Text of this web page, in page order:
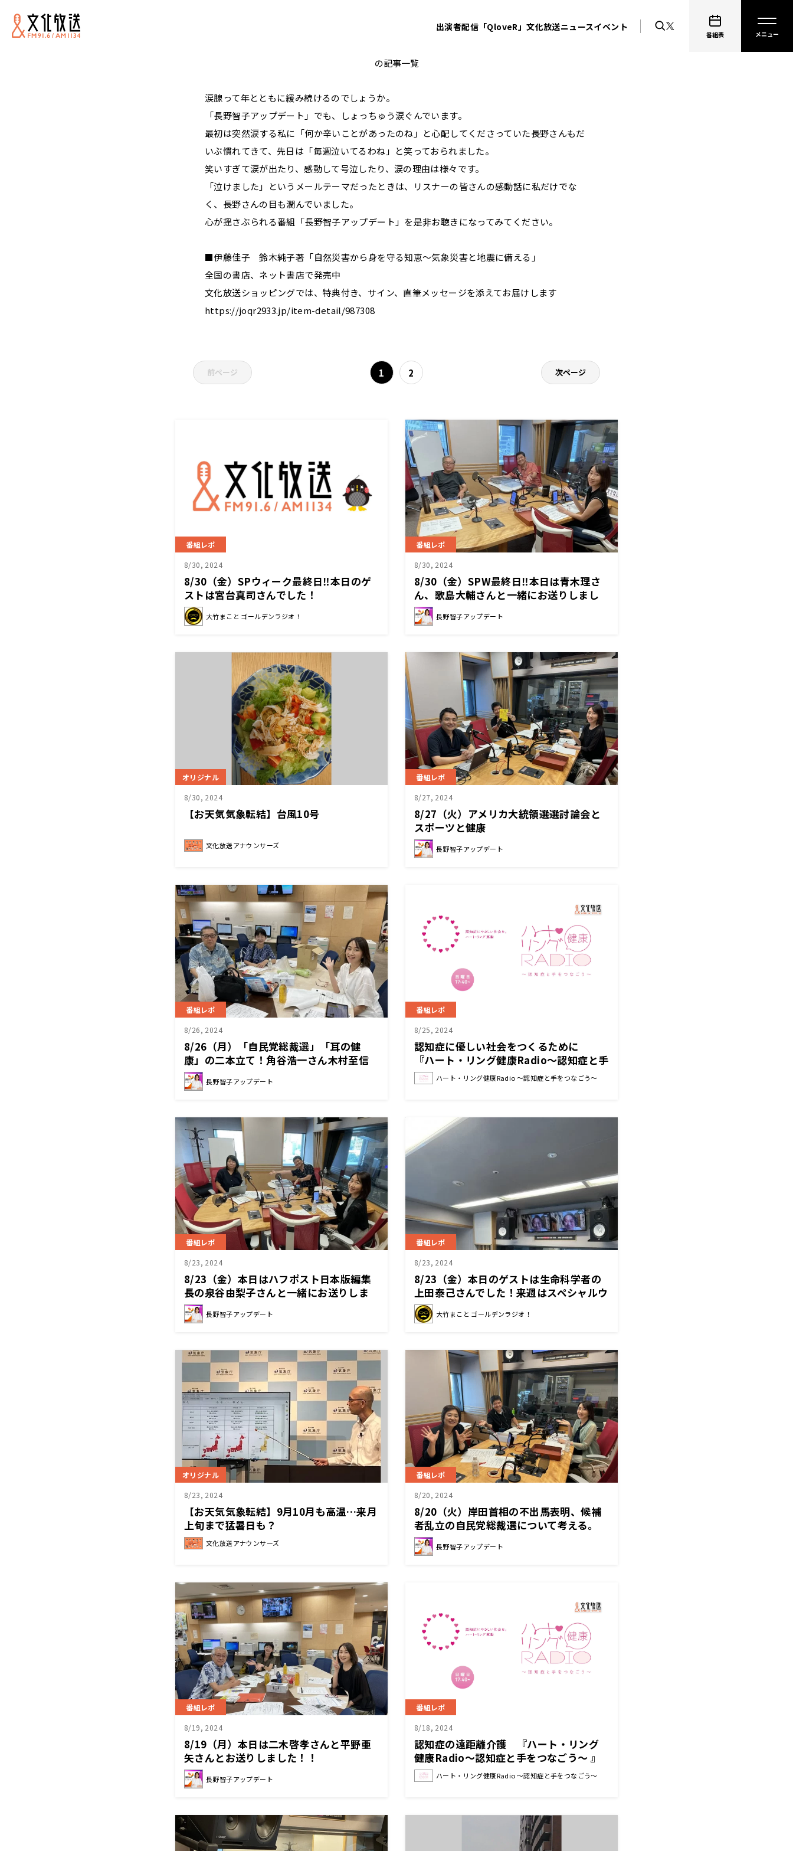
出演者配信「QloveR」文化放送ニュースイベント
番組表
の記事一覧
涙腺って年とともに緩み続けるのでしょうか。
「長野智子アップデート」でも、しょっちゅう涙ぐんでいます。
最初は突然涙する私に「何か辛いことがあったのね」と心配してくださっていた長野さんもだ
いぶ慣れてきて、先日は「毎週泣いてるわね」と笑っておられました。
笑いすぎて涙が出たり、感動して号泣したり、涙の理由は様々です。
「泣けました」というメールテーマだったときは、リスナーの皆さんの感動話に私だけでな
く、長野さんの目も潤んでいました。
心が揺さぶられる番組「長野智子アップデート」を是非お聴きになってみてください。
■伊藤佳子 鈴木純子著「自然災害から身を守る知恵～気象災害と地震に備える」
全国の書店、ネット書店で発売中
文化放送ショッピングでは、特典付き、サイン、直筆メッセージを添えてお届けします
https://joqr2933.jp/item-detail/987308
前ページ 1 2 次ページ
番組レポ
8/30, 2024
8/30（金）SPウィーク最終日‼本日のゲ
ストは宮台真司さんでした！
大竹まこと ゴールデンラジオ！
番組レポ
8/30, 2024
8/30（金）SPW最終日‼本日は青木理さ
ん、歌島大輔さんと一緒にお送りしまし
た！
長野智子アップデート
オリジナル
8/30, 2024
【お天気気象転結】台風10号
文化放送アナウンサーズ
番組レポ
8/27, 2024
8/27（火）アメリカ大統領選選討論会と
スポーツと健康
長野智子アップデート
番組レポ
8/26, 2024
8/26（月）「自民党総裁選」「耳の健
康」の二本立て！角谷浩一さん木村至信
さんにお越しいただきました！
長野智子アップデート
番組レポ
8/25, 2024
認知症に優しい社会をつくるために
『ハート・リング健康Radio～認知症と手
をつなごう〜 』
ハート・リング健康Radio ～認知症と手をつなごう～
番組レポ
8/23, 2024
8/23（金）本日はハフポスト日本版編集
長の泉谷由梨子さんと一緒にお送りしま
した！
長野智子アップデート
番組レポ
8/23, 2024
8/23（金）本日のゲストは生命科学者の
上田泰己さんでした！来週はスペシャルウ
ィークです！
大竹まこと ゴールデンラジオ！
オリジナル
8/23, 2024
【お天気気象転結】9月10月も高温…来月
上旬まで猛暑日も？
文化放送アナウンサーズ
番組レポ
8/20, 2024
8/20（火）岸田首相の不出馬表明、候補
者乱立の自民党総裁選について考える。
長野智子アップデート
番組レポ
8/19, 2024
8/19（月）本日は二木啓孝さんと平野亜
矢さんとお送りしました！！
長野智子アップデート
番組レポ
8/18, 2024
認知症の遠距離介護 『ハート・リング
健康Radio～認知症と手をつなごう〜 』
ハート・リング健康Radio ～認知症と手をつなごう～